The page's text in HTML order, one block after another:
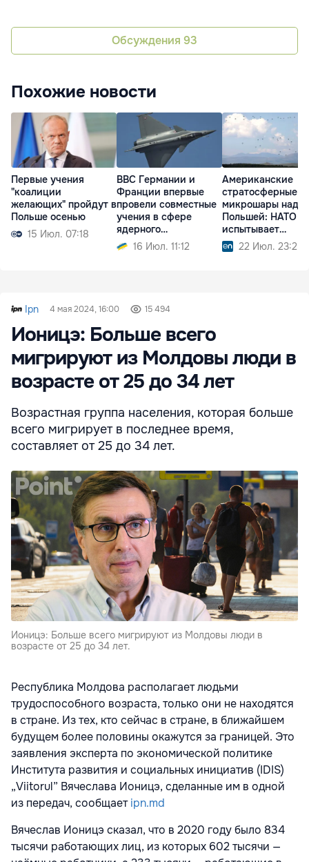
Обсуждения 93
Похожие новости
Первые учения
"коалиции
желающих" пройдут в
Польше осенью
15 Июл. 07:18
ВВС Германии и
Франции впервые
провели совместные
учения в сфере
ядерного
сдерживания
16 Июл. 11:12
Американские
стратосферные
микрошары над
Польшей: НАТО
испытывает
технологии
22 Июл. 23:25
Ipn 4 мая 2024, 16:00 15 494
Ионицэ: Больше всего
мигрируют из Молдовы люди в
возрасте от 25 до 34 лет
Возрастная группа населения, которая больше
всего мигрирует в последнее время,
составляет от 25 до 34 лет.
Ионицэ: Больше всего мигрируют из Молдовы люди в
возрасте от 25 до 34 лет.
Республика Молдова располагает людьми
трудоспособного возраста, только они не находятся
в стране. Из тех, кто сейчас в стране, в ближайшем
будущем более половины окажутся за границей. Это
заявления эксперта по экономической политике
Института развития и социальных инициатив (IDIS)
„Viitorul” Вячеслава Ионицэ, сделанные им в одной
из передач, сообщаетipn.md
Вячеслав Ионицэ сказал, что в 2020 году было 834
тысячи работающих лиц, из которых 602 тысячи —